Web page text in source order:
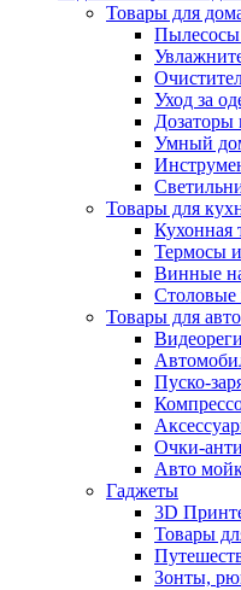
Товары для
Уход за
Умный
Товары для
Кухонная
Термосы
Винные
Товары для авто
Пуско-
Очки-
Авто
Гаджеты
3D
Товары
Зонты,